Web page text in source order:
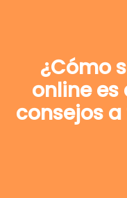
¿Cómo
online es
consejos